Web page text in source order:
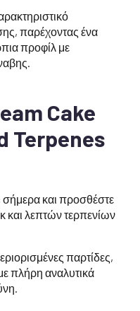
παρέχοντας ένα
προφίλ με
Cake
Terpenes
σήμερα και προσθέστε
και λεπτών τερπενίων
παρτίδες,
πλήρη αναλυτικά